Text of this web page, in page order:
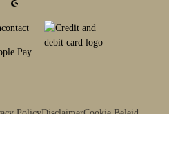
PolicyDisclaimerCookie Beleid